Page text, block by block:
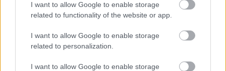
I want to allow Google to enable storage
related to functionality of the website or app.
I want to allow Google to enable storage
related to personalization.
I want to allow Google to enable storage